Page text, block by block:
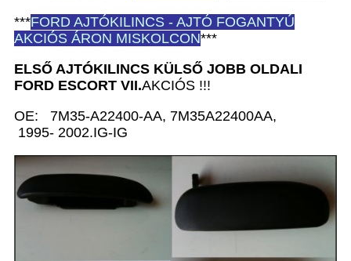
***FORD AJTÓKILINCS - AJTÓ FOGANTYÚ
AKCIÓS ÁRON MISKOLCON***
ELSŐ AJTÓKILINCS KÜLSŐ JOBB OLDALI
FORD ESCORT VII.AKCIÓS !!!
OE: 7M35-A22400-AA, 7M35A22400AA,
1995- 2002.IG-IG